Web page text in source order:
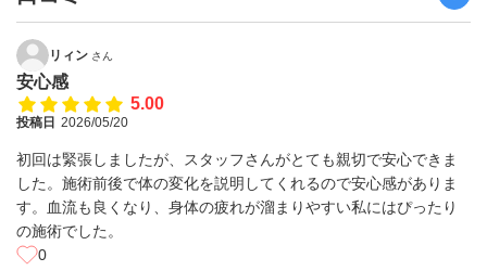
リィン さん
安心感
5.00
投稿日 2026/05/20
初回は緊張しましたが、スタッフさんがとても親切で安心できま
した。施術前後で体の変化を説明してくれるので安心感がありま
す。血流も良くなり、身体の疲れが溜まりやすい私にはぴったり
の施術でした。
0